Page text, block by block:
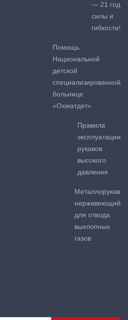
— 21 год
силы и
гибкости!
Помощь
Национальной
детской
специализированной
больнице
«Охматдет»
Правила
эксплуатации
рукавов
высокого
давления
Металлорукав
нержавеющий
для отвода
выхлопных
газов